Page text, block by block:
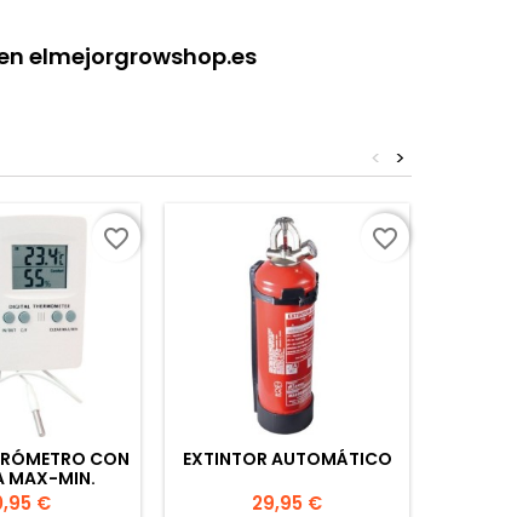
elmejorgrowshop.es
>
<
CON
MAX-MIN.
€
favorite_border
EXTINTOR AUTOMÁTICO
Precio
29,95 €
favorite_border